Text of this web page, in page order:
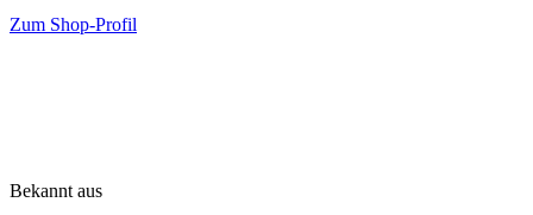
Zum Shop-Profil
Bekannt aus